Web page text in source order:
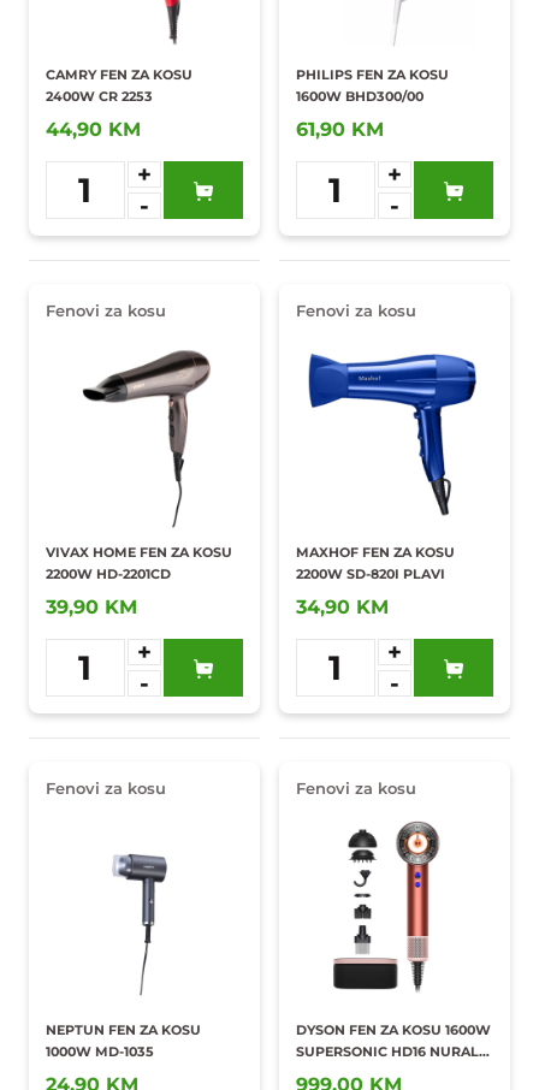
CAMRY FEN ZA KOSU
2400W CR 2253
44,90 KM
1
+
-
Dodaj u
omiljene
PHILIPS FEN ZA KOSU
1600W BHD300/00
61,90 KM
1
+
-
Dodaj u
omiljene
Fenovi za kosu
VIVAX HOME FEN ZA KOSU
2200W HD-2201CD
39,90 KM
1
+
-
Dodaj u
omiljene
Fenovi za kosu
MAXHOF FEN ZA KOSU
2200W SD-820I PLAVI
34,90 KM
1
+
-
Dodaj u
omiljene
Fenovi za kosu
NEPTUN FEN ZA KOSU
1000W MD-1035
24,90 KM
Fenovi za kosu
DYSON FEN ZA KOSU 1600W
SUPERSONIC HD16 NURAL
SE 36395
999,00 KM